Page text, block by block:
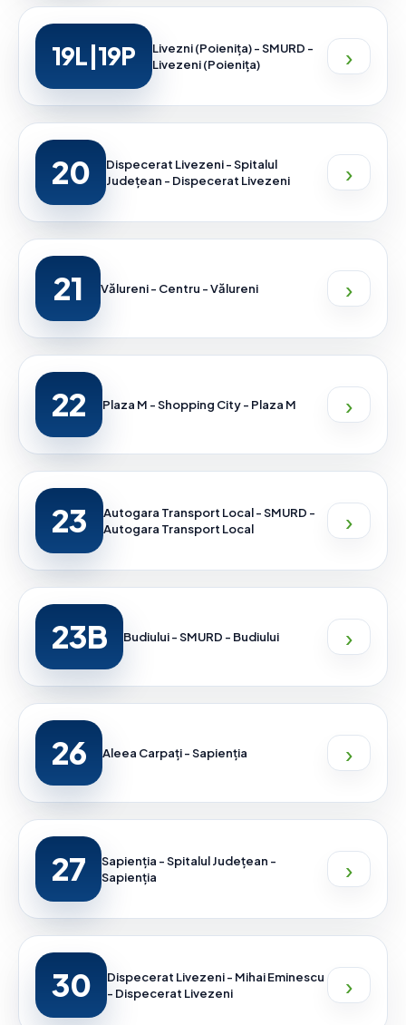
19L|19P
Livezni (Poienița) - SMURD -
Livezeni (Poienița)
›
20
Dispecerat Livezeni - Spitalul
Județean - Dispecerat Livezeni
›
21 Vălureni - Centru - Vălureni ›
22 Plaza M - Shopping City - Plaza M ›
23
Autogara Transport Local - SMURD -
Autogara Transport Local
›
23B Budiului - SMURD - Budiului ›
26 Aleea Carpați - Sapienția ›
27
Sapienția - Spitalul Județean -
Sapienția
›
30
Dispecerat Livezeni - Mihai Eminescu
- Dispecerat Livezeni
›